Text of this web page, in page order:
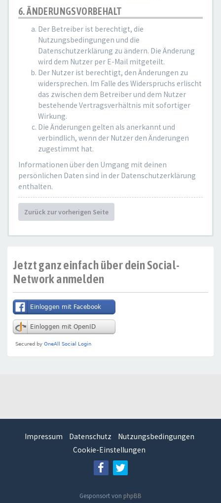
6. ÄNDERUNGSVORBEHALT
Der Betreiber ist berechtigt, die
Nutzungsbedingungen und die
Datenschutzerklärung zu ändern. Die Änderung
wird dem Nutzer per E-Mail mitgeteilt.
Der Nutzer ist berechtigt, den Änderungen zu
widersprechen. Im Falle des Widerspruchs erlischt
das zwischen dem Betreiber und dem Nutzer
bestehende Vertragsverhältnis mit sofortiger
Wirkung.
Die Änderungen gelten als anerkannt und
verbindlich, wenn der Nutzer den Änderungen
zugestimmt hat.
Informationen über den Umgang mit deinen
persönlichen Daten sind in der Datenschutzerklärung
enthalten.
Zurück zur vorherigen Seite
Jetzt ganz einfach über dein Social-
Network anmelden
Impressum Datenschutz
Nutzungsbedingungen
Cookie-Einstellungen
Gesponsort von phpBB